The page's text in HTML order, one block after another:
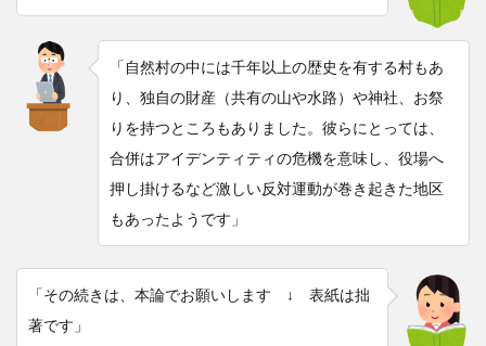
「自然村の中には千年以上の歴史を有する村もあ
り、独自の財産（共有の山や水路）や神社、お祭
りを持つところもありました。彼らにとっては、
合併はアイデンティティの危機を意味し、役場へ
押し掛けるなど激しい反対運動が巻き起きた地区
もあったようです」
「その続きは、本論でお願いします ↓ 表紙は拙
著です」